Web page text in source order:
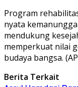
Program
nyata
mendukung
memperkuat nilai
budaya bangsa.
Berita Terkait